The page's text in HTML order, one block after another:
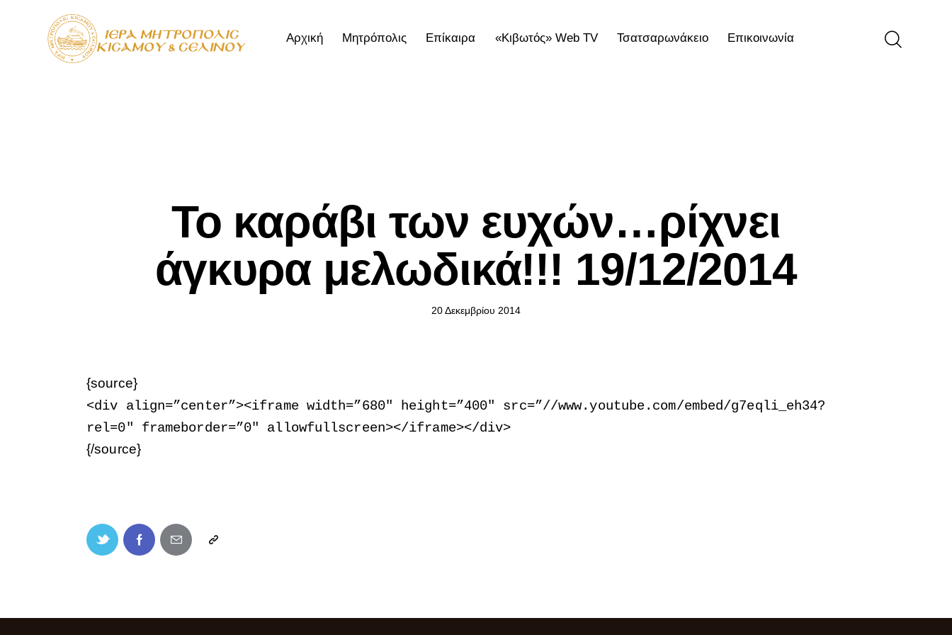
Αρχική Μητρόπολις Επίκαιρα «Κιβωτός» Web TV Τσατσαρωνάκειο Επικοινωνία
Το καράβι των ευχών…ρίχνει
άγκυρα μελωδικά!!! 19/12/2014
20 Δεκεμβρίου 2014
{source}
<div align=”center”><iframe width=”680″ height=”400″ src=”//www.youtube.com/embed/g7eqli_eh34?
rel=0″ frameborder=”0″ allowfullscreen></iframe></div>
{/source}